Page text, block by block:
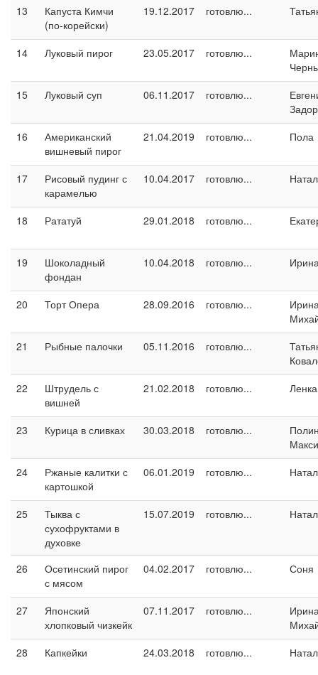
13
Капуста Кимчи
(по-корейски)
19.12.2017 готовлю...
14 Луковый пирог 23.05.2017 готовлю...
15
Луковый суп 06.11.2017 готовлю...
16
Американский
вишневый пирог
21.04.2019 готовлю... Пола
17
Рисовый пудинг с
карамелью
10.04.2017 готовлю...
18 Рататуй 29.01.2018 готовлю...
19
Шоколадный
фондан
10.04.2018 готовлю...
20 Торт Опера 28.09.2016 готовлю...
21
Рыбные палочки 05.11.2016 готовлю...
22
Штрудель с
вишней
21.02.2018 готовлю...
23 Курица в сливках 30.03.2018 готовлю...
24
Ржаные калитки с
картошкой
06.01.2019 готовлю...
25
Тыква с
сухофруктами в
духовке
15.07.2019 готовлю...
26
Осетинский пирог
с мясом
04.02.2017 готовлю... Соня
27
Японский
хлопковый чизкейк
07.11.2017 готовлю...
28
Капкейки 24.03.2018 готовлю...